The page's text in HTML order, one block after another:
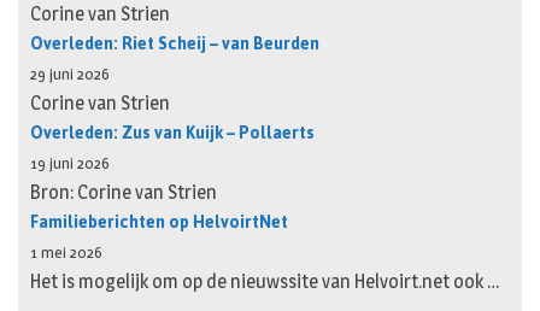
Corine van Strien
Overleden: Riet Scheij – van Beurden
29 juni 2026
Corine van Strien
Overleden: Zus van Kuijk – Pollaerts
19 juni 2026
Bron: Corine van Strien
Familieberichten op HelvoirtNet
1 mei 2026
Het is mogelijk om op de nieuwssite van Helvoirt.net ook …